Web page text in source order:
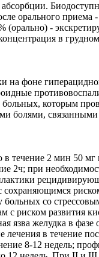
орального
(орально) -
в
на фоне
которым
болями,
течение 2 мин 50
2ч; при
со
риском развития
язва желудка в
лечения в
8-12 недель;